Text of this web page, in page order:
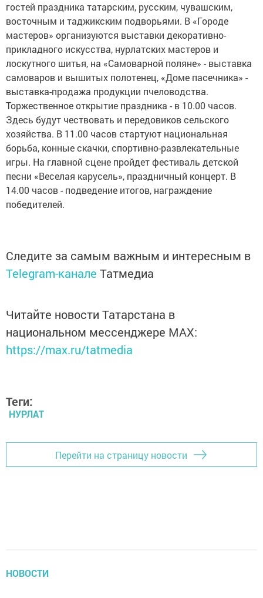
гостей праздника татарским, русским, чувашским,
восточным и таджикским подворьями. В «Городе
мастеров» организуются выставки декоративно-
прикладного искусства, нурлатских мастеров и
лоскутного шитья, на «Самоварной поляне» - выставка
самоваров и вышитых полотенец, «Доме пасечника» -
выставка-продажа продукции пчеловодства.
Торжественное открытие праздника - в 10.00 часов.
Здесь будут чествовать и передовиков сельского
хозяйства. В 11.00 часов стартуют национальная
борьба, конные скачки, спортивно-развлекательные
игры. На главной сцене пройдет фестиваль детской
песни «Веселая карусель», праздничный концерт. В
14.00 часов - подведение итогов, награждение
победителей.
Следите за самым важным и интересным в
Telegram-канале Татмедиа
Читайте новости Татарстана в
национальном мессенджере MАХ:
https://max.ru/tatmedia
Теги:
НУРЛАТ
Перейти на страницу новости
НОВОСТИ